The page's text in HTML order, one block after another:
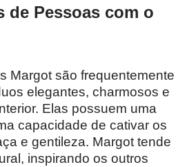
de Pessoas com o
Margot são frequentemente
elegantes, charmosos e
Elas possuem uma
capacidade de cativar os
e gentileza. Margot tende
inspirando os outros